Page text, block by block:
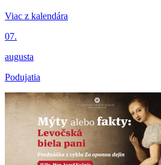
Viac z kalendára
07.
augusta
Podujatia